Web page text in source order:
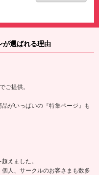
が選ばれる理由
ご提供。
がいっぱいの『特集ページ』も
えました。
人、サークルのお客さまも数多